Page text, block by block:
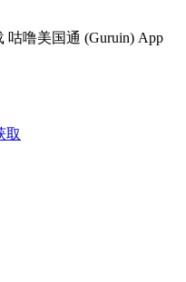
噜美国通 (Guruin) App
取